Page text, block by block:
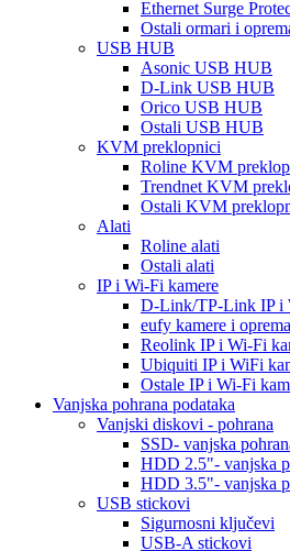
Ethernet Surge
Ostali ormari i
USB HUB
Asonic USB HUB
D-Link USB HUB
Orico USB HUB
Ostali USB HUB
KVM preklopnici
Roline KVM
Trendnet KVM
Ostali KVM
Alati
Roline alati
Ostali alati
IP i Wi-Fi kamere
D-Link/TP-Link IP i
eufy kamere i oprema
Reolink IP i Wi-Fi
Ubiquiti IP i WiFi
Ostale IP i Wi-Fi
Vanjska pohrana podataka
Vanjski diskovi - pohrana
SSD- vanjska
HDD 2.5"- vanjska
HDD 3.5"- vanjska
USB stickovi
Sigurnosni ključevi
USB-A stickovi